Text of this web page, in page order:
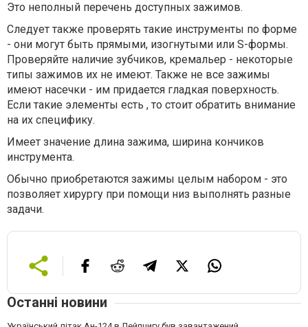
Это неполный перечень доступных зажимов.
Следует также проверять такие инструменты по форме
- они могут быть прямыми, изогнутыми или S-формы.
Проверяйте наличие зубчиков, кремальер - некоторые
типы зажимов их не имеют. Также не все зажимы
имеют насечки - им придается гладкая поверхность.
Если такие элементы есть , то стоит обратить внимание
на их специфику.
Имеет значение длина зажима, ширина кончиков
инструмента.
Обычно приобретаются зажимы целым набором - это
позволяет хирургу при помощи низ выполнять разные
задачи.
Останні новини